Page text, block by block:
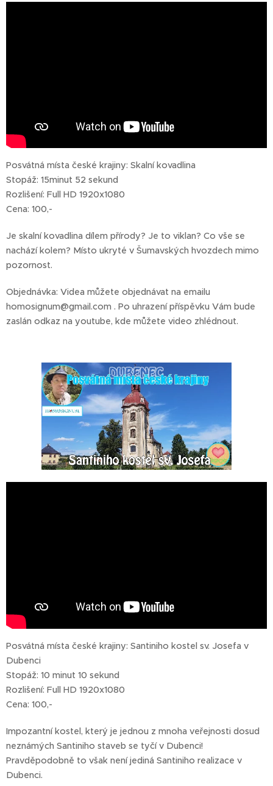
Posvátná místa české krajiny: Skalní kovadlina
Stopáž: 15minut 52 sekund
Rozlišení: Full HD 1920x1080
Cena: 100,-
Je skalní kovadlina dílem přírody? Je to viklan? Co vše se
nachází kolem? Místo ukryté v Šumavských hvozdech mimo
pozornost.
Objednávka: Videa můžete objednávat na emailu
homosignum@gmail.com . Po uhrazení příspěvku Vám bude
zaslán odkaz na youtube, kde můžete video zhlédnout.
Posvátná místa české krajiny: Santiniho kostel sv. Josefa v
Dubenci
Stopáž: 10 minut 10 sekund
Rozlišení: Full HD 1920x1080
Cena: 100,-
Impozantní kostel, který je jednou z mnoha veřejnosti dosud
neznámých Santiniho staveb se tyčí v Dubenci!
Pravděpodobně to však není jediná Santiniho realizace v
Dubenci.